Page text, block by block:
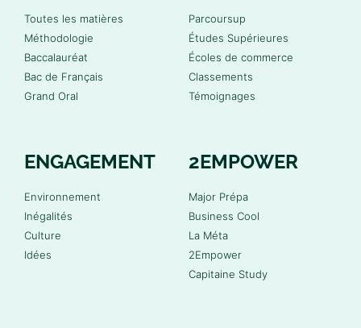
Toutes les matières
Méthodologie
Baccalauréat
Bac de Français
Grand Oral
Parcoursup
Études Supérieures
Écoles de commerce
Classements
Témoignages
ENGAGEMENT
Environnement
Inégalités
Culture
Idées
2EMPOWER
Major Prépa
Business Cool
La Méta
2Empower
Capitaine Study